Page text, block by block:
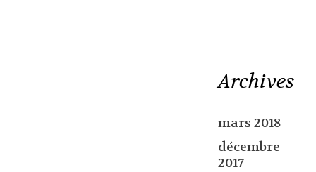
Archives
mars 2018
décembre
2017